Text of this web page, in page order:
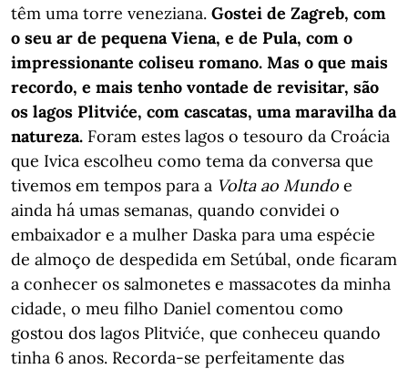
têm uma torre veneziana. Gostei de Zagreb, com
o seu ar de pequena Viena, e de Pula, com o
impressionante coliseu romano. Mas o que mais
recordo, e mais tenho vontade de revisitar, são
os lagos Plitviće, com cascatas, uma maravilha da
natureza. Foram estes lagos o tesouro da Croácia
que Ivica escolheu como tema da conversa que
tivemos em tempos para a Volta ao Mundo e
ainda há umas semanas, quando convidei o
embaixador e a mulher Daska para uma espécie
de almoço de despedida em Setúbal, onde ficaram
a conhecer os salmonetes e massacotes da minha
cidade, o meu filho Daniel comentou como
gostou dos lagos Plitviće, que conheceu quando
tinha 6 anos. Recorda-se perfeitamente das